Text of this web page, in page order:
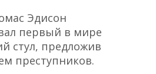
Эдисон
первый в мире
стул, предложив
преступников.